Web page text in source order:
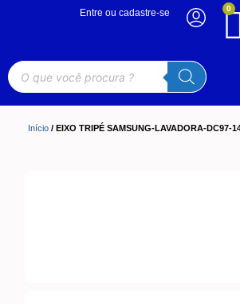
0
Entre ou cadastre-se
Início / EIXO TRIPÉ SAMSUNG-LAVADORA-DC97-